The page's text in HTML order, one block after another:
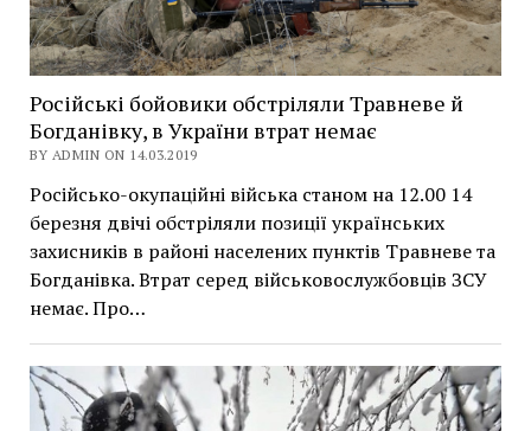
Російські бойовики обстріляли Травневе й
Богданівку, в України втрат немає
BY ADMIN ON 14.03.2019
Російсько-окупаційні війська станом на 12.00 14
березня двічі обстріляли позиції українських
захисників в районі населених пунктів Травневе та
Богданівка. Втрат серед військовослужбовців ЗСУ
немає. Про…